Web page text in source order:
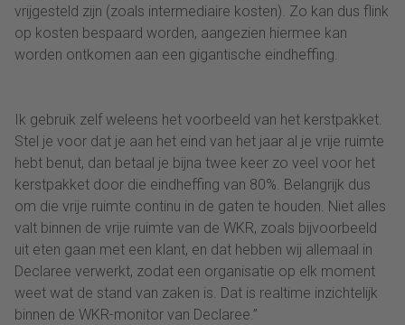
vrijgesteld zijn (zoals intermediaire kosten). Zo kan dus flink
op kosten bespaard worden, aangezien hiermee kan
worden ontkomen aan een gigantische eindheffing.
Ik gebruik zelf weleens het voorbeeld van het kerstpakket.
Stel je voor dat je aan het eind van het jaar al je vrije ruimte
hebt benut, dan betaal je bijna twee keer zo veel voor het
kerstpakket door die eindheffing van 80%. Belangrijk dus
om die vrije ruimte continu in de gaten te houden. Niet alles
valt binnen de vrije ruimte van de WKR, zoals bijvoorbeeld
uit eten gaan met een klant, en dat hebben wij allemaal in
Declaree verwerkt, zodat een organisatie op elk moment
weet wat de stand van zaken is. Dat is realtime inzichtelijk
binnen de WKR-monitor van Declaree.”